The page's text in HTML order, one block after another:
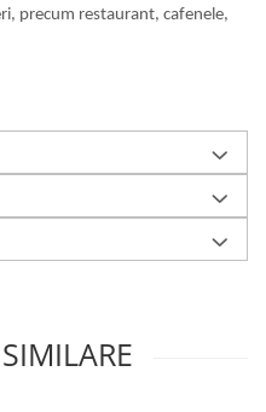
precum restaurant, cafenele,